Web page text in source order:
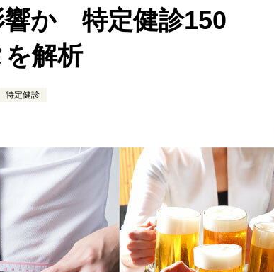
響か 特定健診150
解析
特定健診